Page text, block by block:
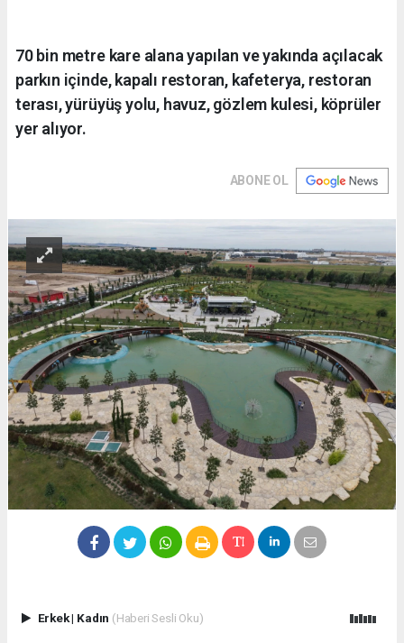
70 bin metre kare alana yapılan ve yakında açılacak
parkın içinde, kapalı restoran, kafeterya, restoran
terası, yürüyüş yolu, havuz, gözlem kulesi, köprüler
yer alıyor.
ABONE OL
Erkek| Kadın (Haberi Sesli Oku)